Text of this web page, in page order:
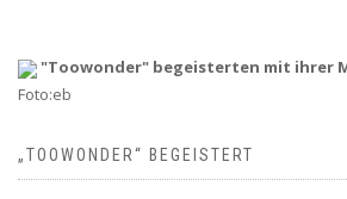
"Toowonder" begeisterten mit ihrer
Foto:eb
„TOOWONDER“ BEGEISTERT